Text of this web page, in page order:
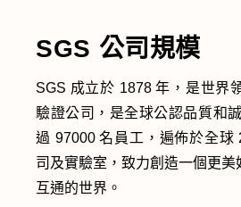
SGS 公司規模
SGS 成立於 1878 年，是世界
驗證公司，是全球公認品質和
過 97000 名員工，遍佈於全球
司及實驗室，致力創造一個更
互通的世界。